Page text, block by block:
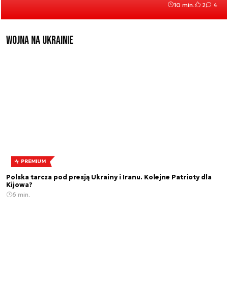
10 min. 2 4
Wojna na Ukrainie
PREMIUM
Polska tarcza pod presją Ukrainy i Iranu. Kolejne Patrioty dla
Kijowa?
6 min.